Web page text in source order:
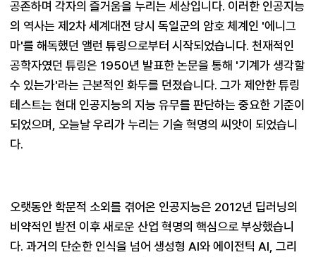
공존하며 각자의 즐거움을 누리는 세상입니다. 이러한 인공지능
의 역사는 제2차 세계대전 당시 독일군의 암호 체계인 '에니그
마'를 해독했던 앨런 튜링으로부터 시작되었습니다. 천재적인
공학자였던 튜링은 1950년 발표한 논문을 통해 '기계가 생각할
수 있는가'라는 근본적인 화두를 던졌습니다. 그가 제안한 튜링
테스트는 현대 인공지능의 지능 유무를 판단하는 중요한 기준이
되었으며, 오늘날 우리가 누리는 기술 혁명의 씨앗이 되었습니
오랫동안 학문적 소외를 겪어온 인공지능은 2012년 딥러닝의
비약적인 발전 이후 새로운 산업 혁명의 핵심으로 부상했습니
다. 과거의 단순한 인식을 넘어 생성형 AI와 에이전틱 AI, 그리